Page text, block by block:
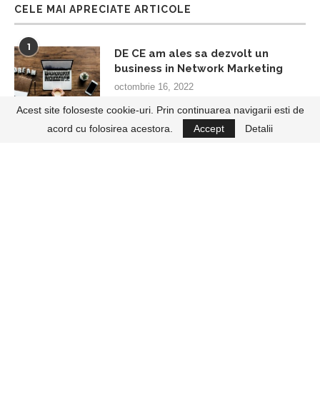
CELE MAI APRECIATE ARTICOLE
1
DE CE am ales sa dezvolt un
business in Network Marketing
octombrie 16, 2022
Din respect pentru corp si minte
Acest site foloseste cookie-uri. Prin continuarea navigarii esti de
acord cu folosirea acestora.
Accept Detalii